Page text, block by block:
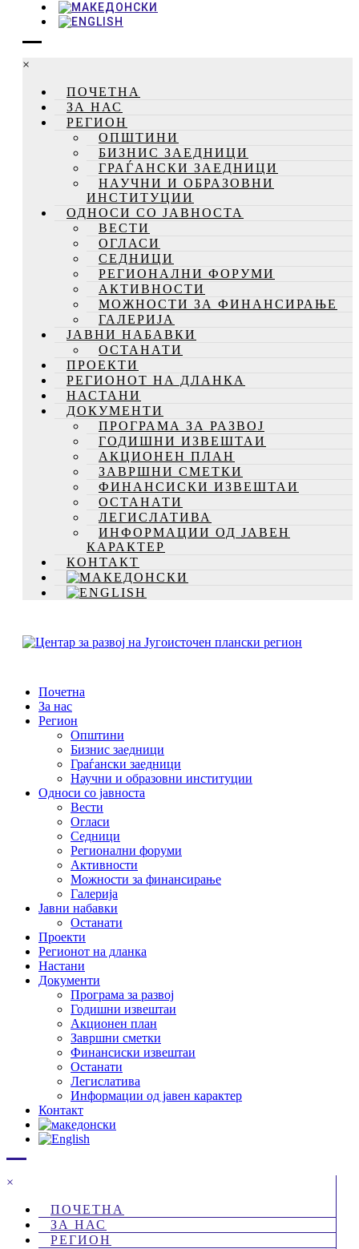
×
ПОЧЕТНА
ЗА НАС
РЕГИОН
ОПШТИНИ
БИЗНИС ЗАЕДНИЦИ
ГРАЃАНСКИ ЗАЕДНИЦИ
НАУЧНИ И ОБРАЗОВНИ
ИНСТИТУЦИИ
ОДНОСИ СО ЈАВНОСТА
ВЕСТИ
ОГЛАСИ
СЕДНИЦИ
РЕГИОНАЛНИ ФОРУМИ
АКТИВНОСТИ
МОЖНОСТИ ЗА ФИНАНСИРАЊЕ
ГАЛЕРИЈА
ЈАВНИ НАБАВКИ
ОСТАНАТИ
ПРОЕКТИ
РЕГИОНОТ НА ДЛАНКА
НАСТАНИ
ДОКУМЕНТИ
ПРОГРАМА ЗА РАЗВОЈ
ГОДИШНИ ИЗВЕШТАИ
АКЦИОНЕН ПЛАН
ЗАВРШНИ СМЕТКИ
ФИНАНСИСКИ ИЗВЕШТАИ
ОСТАНАТИ
ЛЕГИСЛАТИВА
ИНФОРМАЦИИ ОД ЈАВЕН
КАРАКТЕР
КОНТАКТ
Почетна
За нас
Регион
Општини
Бизнис заедници
Граѓански заедници
Научни и образовни институции
Односи со јавноста
Вести
Огласи
Седници
Регионални форуми
Активности
Можности за финансирање
Галерија
Јавни набавки
Останати
Проекти
Регионот на дланка
Настани
Документи
Програма за развој
Годишни извештаи
Акционен план
Завршни сметки
Финансиски извештаи
Останати
Легислатива
Информации од јавен карактер
Контакт
×
ПОЧЕТНА
ЗА НАС
РЕГИОН